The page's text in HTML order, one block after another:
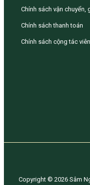
Chính sách vận chuyển,
Chính sách thanh toán
Chính sách cộng tác viên
Copyright © 2026 Sâm